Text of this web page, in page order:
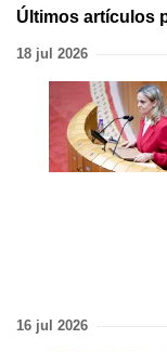
Últimos artículos
18 jul 2026
16 jul 2026